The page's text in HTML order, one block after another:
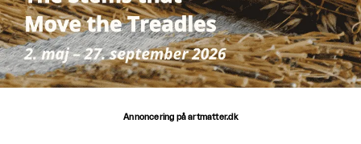
Annoncering på artmatter.dk